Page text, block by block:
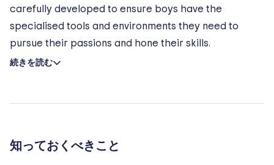
carefully developed to ensure boys have the
specialised tools and environments they need to
pursue their passions and hone their skills.
続きを読む
知っておくべきこと